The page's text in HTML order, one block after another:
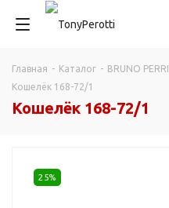
Главная - Каталог - BRUNO PERRI
Кошелёк 168-72/1
Кошелёк 168-72/1
25%